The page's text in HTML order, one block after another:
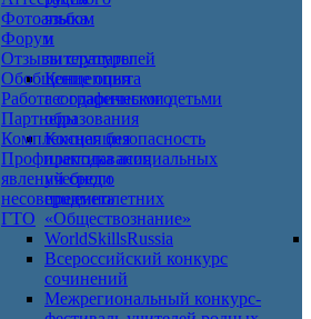
языка
и
литературы
Концепция
географического
образования
Концепция
преподавания
учебного
предмета
«Обществознание»
WorldSkillsRussia
Всероссийский конкурс
сочинений
Межрегиональный конкурс-
Фотоальбом
Форум
Отзывы слушателей
Обобщение опыта
Работа с одаренными детьми
Партнеры
Комплексная безопасность
Профилактика асоциальных
явлений среди
несовершеннолетних
ГТО